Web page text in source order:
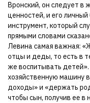
Вронский, он следует в
ценностей, и его
инструмент, который
прямыми словами
Левина самая важная:
отцы и деды, то есть в
же воспитывать
хозяйственную машину
доходы» и «держать
чтобы сын, получив ее в